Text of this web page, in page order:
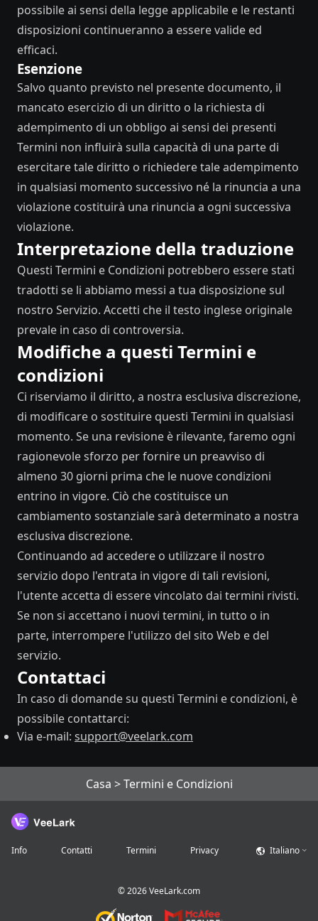
possibile ai sensi della legge applicabile e le restanti
disposizioni continueranno a essere valide ed
efficaci.
Esenzione
Salvo quanto previsto nel presente documento, il
mancato esercizio di un diritto o la richiesta di
adempimento di un obbligo ai sensi dei presenti
Termini non influirà sulla capacità di una parte di
esercitare tale diritto o richiedere tale adempimento
in qualsiasi momento successivo né la rinuncia a una
violazione costituirà una rinuncia a ogni successiva
violazione.
Interpretazione della traduzione
Questi Termini e Condizioni potrebbero essere stati
tradotti se li abbiamo messi a tua disposizione sul
nostro Servizio. Accetti che il testo inglese originale
prevale in caso di controversia.
Modifiche a questi Termini e
condizioni
Ci riserviamo il diritto, a nostra esclusiva discrezione,
di modificare o sostituire questi Termini in qualsiasi
momento. Se una revisione è rilevante, faremo ogni
ragionevole sforzo per fornire un preavviso di
almeno 30 giorni prima che le nuove condizioni
entrino in vigore. Ciò che costituisce un
cambiamento sostanziale sarà determinato a nostra
esclusiva discrezione.
Continuando ad accedere o utilizzare il nostro
servizio dopo l'entrata in vigore di tali revisioni,
l'utente accetta di essere vincolato dai termini rivisti.
Se non si accettano i nuovi termini, in tutto o in
parte, interrompere l'utilizzo del sito Web e del
servizio.
Contattaci
In caso di domande su questi Termini e condizioni, è
possibile contattarci:
Via e-mail: support@veelark.com
Casa >Termini e Condizioni
Info Contatti Termini Privacy Italiano
©2026VeeLark.com